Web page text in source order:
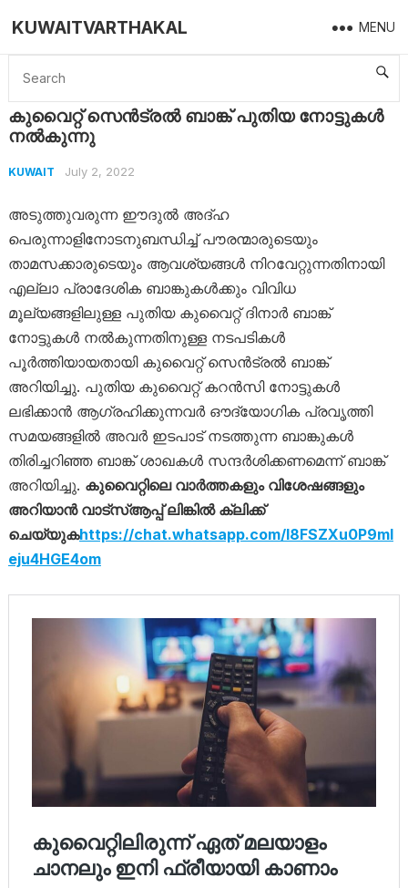
KUWAITVARTHAKAL MENU
Home Kuwait കുവൈറ്റ് സെൻട്രൽ ബാങ്ക് പുതിയ നോട്ടുകൾ നൽകുന്നു
കുവൈറ്റ് സെൻട്രൽ ബാങ്ക് പുതിയ നോട്ടുകൾ
നൽകുന്നു
KUWAIT July 2, 2022
അടുത്തുവരുന്ന ഈദുൽ അദ്ഹ
പെരുന്നാളിനോടനുബന്ധിച്ച് പൗരന്മാരുടെയും
താമസക്കാരുടെയും ആവശ്യങ്ങൾ നിറവേറ്റുന്നതിനായി
എല്ലാ പ്രാദേശിക ബാങ്കുകൾക്കും വിവിധ
മൂല്യങ്ങളിലുള്ള പുതിയ കുവൈറ്റ് ദിനാർ ബാങ്ക്
നോട്ടുകൾ നൽകുന്നതിനുള്ള നടപടികൾ
പൂർത്തിയായതായി കുവൈറ്റ് സെൻട്രൽ ബാങ്ക്
അറിയിച്ചു. പുതിയ കുവൈറ്റ് കറൻസി നോട്ടുകൾ
ലഭിക്കാൻ ആഗ്രഹിക്കുന്നവർ ഔദ്യോഗിക പ്രവൃത്തി
സമയങ്ങളിൽ അവർ ഇടപാട് നടത്തുന്ന ബാങ്കുകൾ
തിരിച്ചറിഞ്ഞ ബാങ്ക് ശാഖകൾ സന്ദർശിക്കണമെന്ന് ബാങ്ക്
അറിയിച്ചു. കുവൈറ്റിലെ വാര്‍ത്തകളും വിശേഷങ്ങളും
അറിയാന്‍ വാട്‌സ്ആപ്പ് ലിങ്കില്‍ ക്ലിക്ക്
ചെയ്യുകhttps://chat.whatsapp.com/I8FSZXu0P9mI
eju4HGE4om